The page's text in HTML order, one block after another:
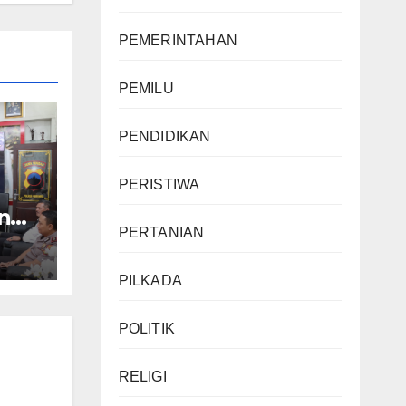
PEMERINTAHAN
PEMILU
PENDIDIKAN
PERISTIWA
PERTANIAN
PILKADA
POLITIK
RELIGI